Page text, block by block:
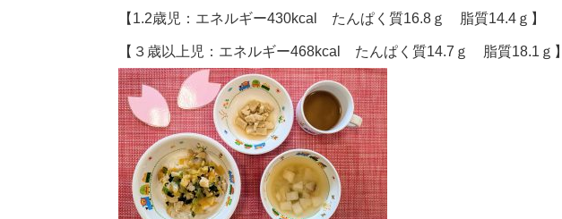
【1.2歳児：エネルギー430kcal たんぱく質16.8ｇ 脂質14.4ｇ】
【３歳以上児：エネルギー468kcal たんぱく質14.7ｇ 脂質18.1ｇ】